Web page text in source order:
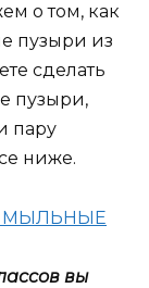
о том, как
пузыри из
сделать
пузыри,
пару
ниже.
МЫЛЬНЫЕ
вы